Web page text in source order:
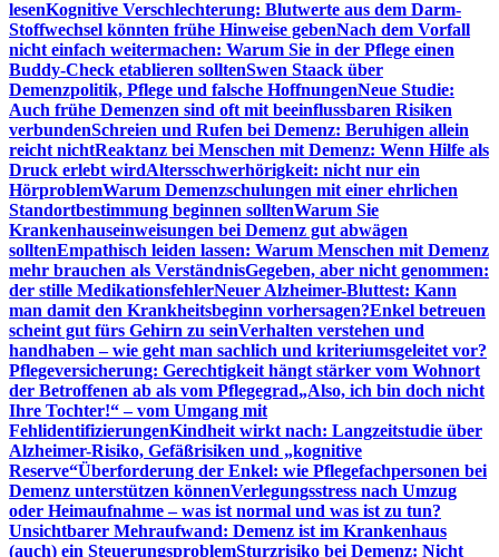
lesenKognitive Verschlechterung: Blutwerte aus dem Darm-
Stoffwechsel könnten frühe Hinweise gebenNach dem Vorfall
nicht einfach weitermachen: Warum Sie in der Pflege einen
Buddy-Check etablieren solltenSwen Staack über
Demenzpolitik, Pflege und falsche HoffnungenNeue Studie:
Auch frühe Demenzen sind oft mit beeinflussbaren Risiken
verbundenSchreien und Rufen bei Demenz: Beruhigen allein
reicht nichtReaktanz bei Menschen mit Demenz: Wenn Hilfe als
Druck erlebt wirdAltersschwerhörigkeit: nicht nur ein
HörproblemWarum Demenzschulungen mit einer ehrlichen
Standortbestimmung beginnen solltenWarum Sie
Krankenhauseinweisungen bei Demenz gut abwägen
solltenEmpathisch leiden lassen: Warum Menschen mit Demenz
mehr brauchen als VerständnisGegeben, aber nicht genommen:
der stille MedikationsfehlerNeuer Alzheimer-Bluttest: Kann
man damit den Krankheitsbeginn vorhersagen?Enkel betreuen
scheint gut fürs Gehirn zu seinVerhalten verstehen und
handhaben – wie geht man sachlich und kriteriumsgeleitet vor?
Pflegeversicherung: Gerechtigkeit hängt stärker vom Wohnort
der Betroffenen ab als vom Pflegegrad„Also, ich bin doch nicht
Ihre Tochter!“ – vom Umgang mit
FehlidentifizierungenKindheit wirkt nach: Langzeitstudie über
Alzheimer-Risiko, Gefäßrisiken und „kognitive
Reserve“Überforderung der Enkel: wie Pflegefachpersonen bei
Demenz unterstützen könnenVerlegungsstress nach Umzug
oder Heimaufnahme – was ist normal und was ist zu tun?
Unsichtbarer Mehraufwand: Demenz ist im Krankenhaus
(auch) ein SteuerungsproblemSturzrisiko bei Demenz: Nicht